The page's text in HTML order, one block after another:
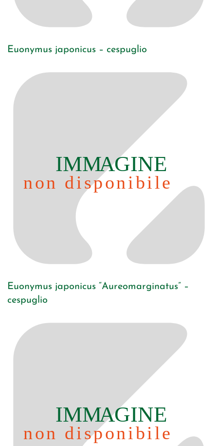
Euonymus japonicus – cespuglio
Euonymus japonicus “Aureomarginatus” –
cespuglio